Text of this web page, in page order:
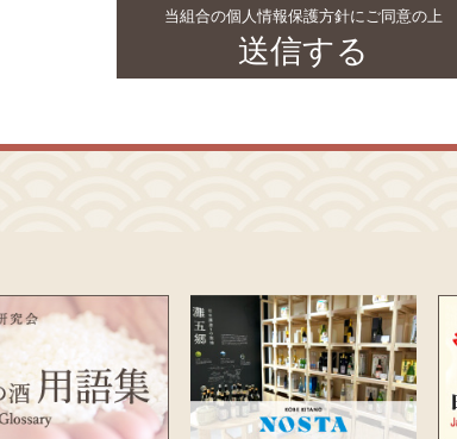
当組合の個人情報保護方針にご同意の上
送信する